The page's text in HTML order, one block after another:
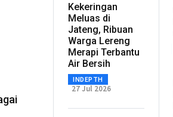
Kekeringan
Meluas di
Jateng, Ribuan
Warga Lereng
Merapi Terbantu
Air Bersih
INDEPTH
27 Jul 2026